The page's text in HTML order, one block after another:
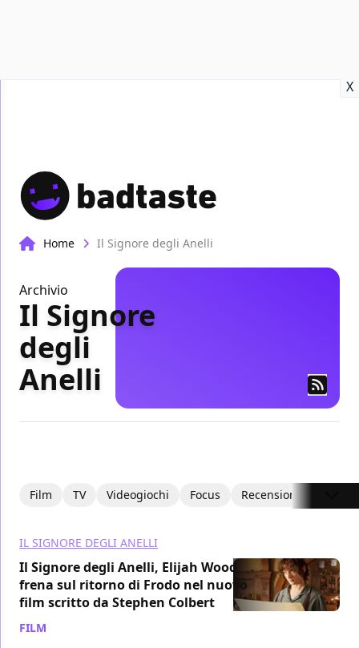
X
Home Il Signore degli Anelli
Archivio
Il Signore
degli
Anelli
Film TV Videogiochi Focus Recensioni
IL SIGNORE DEGLI ANELLI
Il Signore degli Anelli, Elijah Wood
frena sul ritorno di Frodo nel nuovo
film scritto da Stephen Colbert
FILM